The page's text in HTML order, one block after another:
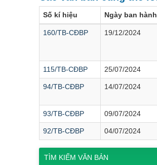
Số kí hiệu Ngày ban hành
160/TB-CĐBP 19/12/2024
115/TB-CĐBP 25/07/2024
94/TB-CĐBP 14/07/2024
93/TB-CĐBP 09/07/2024
92/TB-CĐBP 04/07/2024
TÌM KIẾM VĂN BẢN